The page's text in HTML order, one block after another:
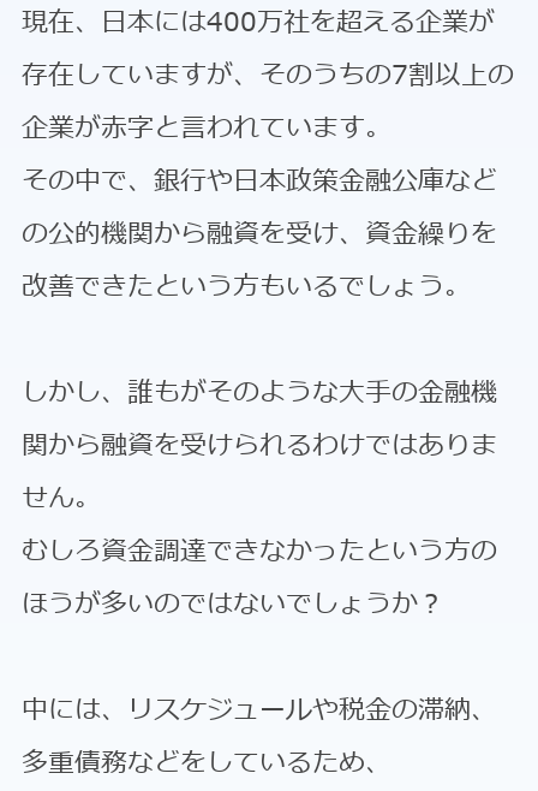
現在、日本には400万社を超える企業が
存在していますが、そのうちの7割以上の
企業が赤字と言われています。
その中で、銀行や日本政策金融公庫など
の公的機関から融資を受け、資金繰りを
改善できたという方もいるでしょう。
しかし、誰もがそのような大手の金融機
関から融資を受けられるわけではありま
せん。
むしろ資金調達できなかったという方の
ほうが多いのではないでしょうか？
中には、リスケジュールや税金の滞納、
多重債務などをしているため、